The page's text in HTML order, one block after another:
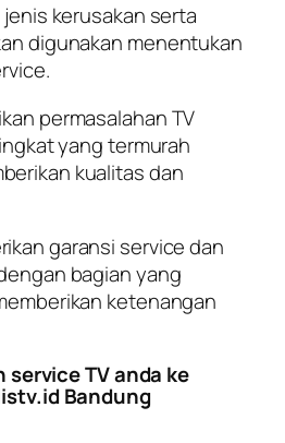
jenis kerusakan serta
digunakan menentukan
permasalahan TV
yang termurah
kualitas dan
garansi service dan
bagian yang
ketenangan
service TV anda ke
Bandung